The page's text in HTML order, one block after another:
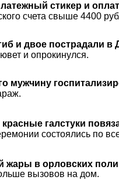
стикер и
счета свыше 4400
и двое пострадали
и опрокинулся.
мужчину
галстуки
состоялись по
жары в орловских
вызовов на дом.